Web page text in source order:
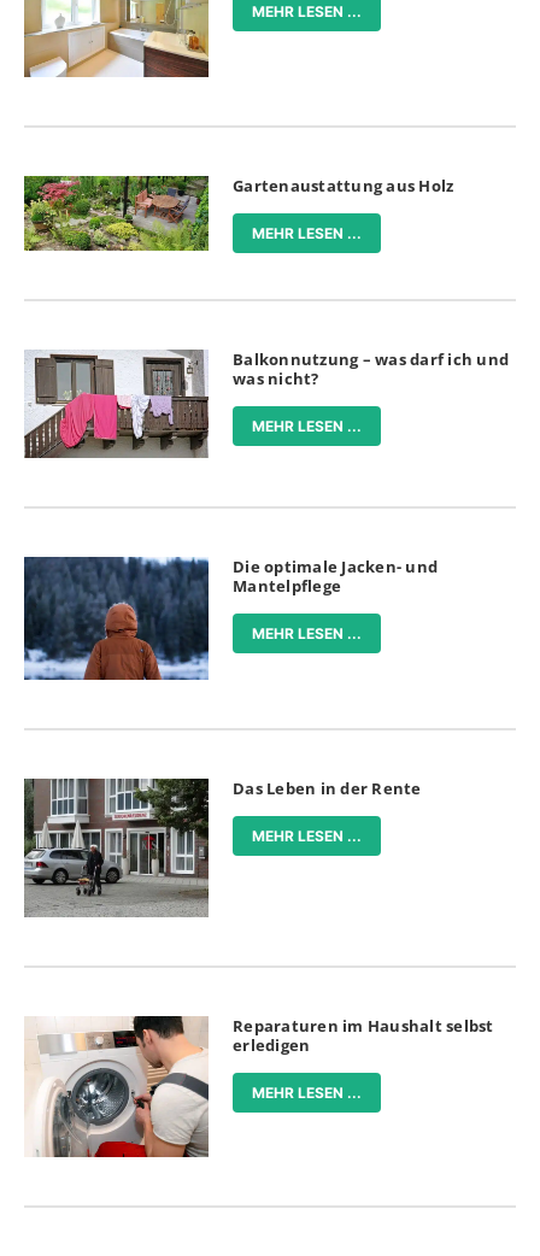
MEHR LESEN ...
Gartenaustattung aus Holz
MEHR LESEN ...
Balkonnutzung – was darf ich und
was nicht?
MEHR LESEN ...
Die optimale Jacken- und
Mantelpflege
MEHR LESEN ...
Das Leben in der Rente
MEHR LESEN ...
Reparaturen im Haushalt selbst
erledigen
MEHR LESEN ...